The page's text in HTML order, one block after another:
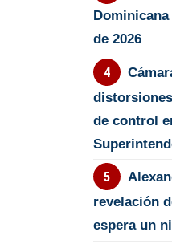
de 2026
de control
revelación
espera un